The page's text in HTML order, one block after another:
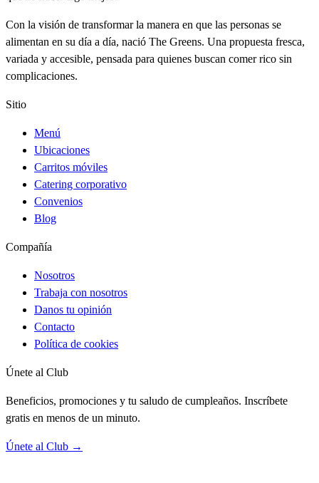
Con la visión de transformar la manera en que las personas se
alimentan en su día a día, nació The Greens. Una propuesta fresca,
variada y accesible, pensada para quienes buscan comer rico sin
complicaciones.
Sitio
Menú
Ubicaciones
Carritos móviles
Catering corporativo
Convenios
Blog
Compañía
Nosotros
Trabaja con nosotros
Danos tu opinión
Contacto
Política de cookies
Únete al Club
Beneficios, promociones y tu saludo de cumpleaños. Inscríbete
gratis en menos de un minuto.
Únete al Club →